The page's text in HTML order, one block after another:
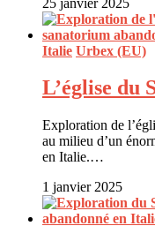
Italie Urbex (EU)
L’église du
Exploration de
au milieu d’un
en Italie.…
1 janvier 2025